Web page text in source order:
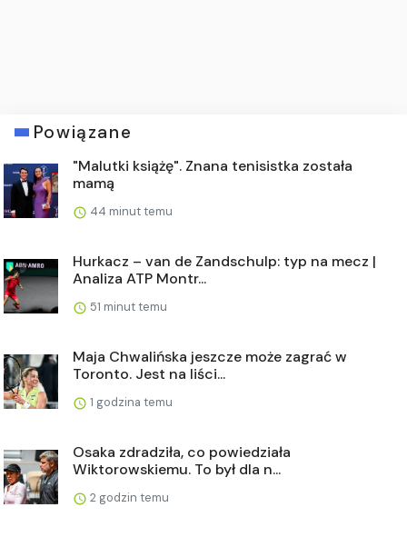
Powiązane
"Malutki książę". Znana tenisistka została
mamą
44 minut temu
Hurkacz – van de Zandschulp: typ na mecz |
Analiza ATP Montr...
51 minut temu
Maja Chwalińska jeszcze może zagrać w
Toronto. Jest na liści...
1 godzina temu
Osaka zdradziła, co powiedziała
Wiktorowskiemu. To był dla n...
2 godzin temu